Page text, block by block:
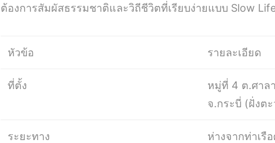
ต้องการสัมผัสธรรมชาติและวิถีชีวิตที่เรียบง่ายแบบ Slow
หัวข้อ รายละเอียด
ที่ตั้ง
หมู่ที่ 4 ต.ศาล
จ.กระบี่ (ฝั่งต
ระยะทาง
ห่างจากท่าเรื